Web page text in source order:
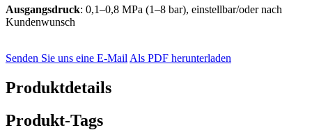
Ausgangsdruck: 0,1–0,8 MPa (1–8 bar), einstellbar/oder nach
Kundenwunsch
Senden Sie uns eine E-Mail Als PDF herunterladen
Produktdetails
Produkt-Tags